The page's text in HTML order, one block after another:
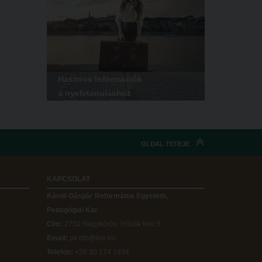
OLDAL TETEJE
KAPCSOLAT
Károli Gáspár Református Egyetem,
Pedagógiai Kar
Cím: 2750 Nagykőrös, Hősök tere 5.
Email: pk.dth@kre.hu
Telefon: +36 30 174 1934